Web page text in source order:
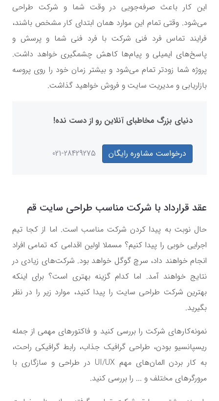
این کار باعث صرفه‌جویی در وقت شما و شرکت طراحی
می‌شود. وقتی تمام این موارد همان ابتدای کار مشخص باشند،
فرایند تماس فرد فنی شرکت با فرد فنی شما و پرسش‌ و
پاسخ‌های ایمیلی و پیام‌ها کاهش چشمگیری خواهد داشت.
پروژه شما زودتر تمام می‌شود و بیشتر زمان خود را روی پروسه
بازاریابی و مدیریت سایت و فروش خواهید گذاشت.
دنیای بزرگ مخاطبای آنلاین رو از دست نده!
درخواست مشاوره رایگان 021-28429275
عقد قرارداد با شرکت مناسب طراحی سایت قم
حال نوبت به پیدا کردن شرکت مناسب است. اما از کجا تیم
اجرایی خوبی را پیدا کنیم؟ مسملا اولین اقدامی که تمامی افراد
انجام خواهند داد، سرچ گوگل خواهد بود. شرکت‌های زیادی در
نتایج خواهند آمد. اما کدام گزینه بهتری است؟ برای اینکه
بهترین شرکت طراحی سایت را پیدا کنید، موارد زیر را در نظر
بگیرید.
نمونه‌کارهای شرکت را بررسی کنید و فاکتورهای مهمی از جمله
ریسپانسیو بودن، طراحی گرافیک جذاب، رابط گرافیکی راحت،
به کار بردن المان‌های مهم UI/UX در طراحی و سازگاری با
مرورگرهای مختلف و ... را بررسی کنید.